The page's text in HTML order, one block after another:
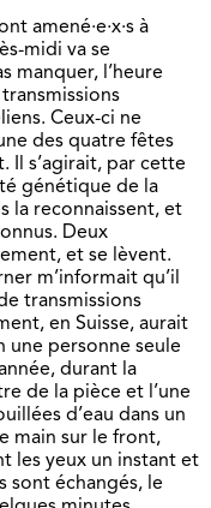
amené·e·x·s à
midi va se
manquer, l’heure
Ceux-ci ne
des quatre fêtes
Il s’agirait, par cette
génétique de la
la reconnaissent, et
Deux
et se lèvent.
m’informait qu’il
transmissions
en Suisse, aurait
personne seule
durant la
de la pièce et l’une
d’eau dans un
main sur le front,
les yeux un instant et
sont échangés, le